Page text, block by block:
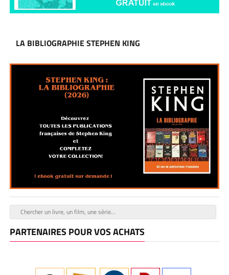
LA BIBLIOGRAPHIE STEPHEN KING
PARTENAIRES POUR VOS ACHATS